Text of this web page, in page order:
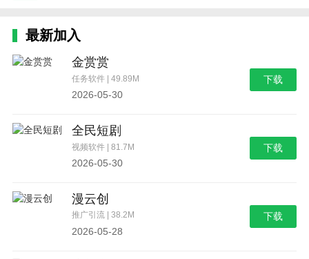
最新加入
金赏赏
任务软件 | 49.89M
2026-05-30
下载
全民短剧
视频软件 | 81.7M
2026-05-30
下载
漫云创
推广引流 | 38.2M
2026-05-28
下载